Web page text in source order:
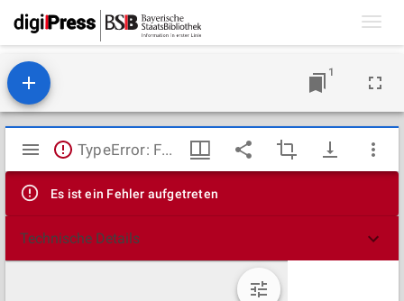
1
Mirador
Viewer
TypeError: Failed to fetch
Es ist ein Fehler aufgetreten
Technische Details